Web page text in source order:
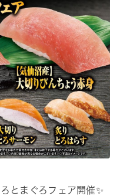
とまぐろフェア開催✨